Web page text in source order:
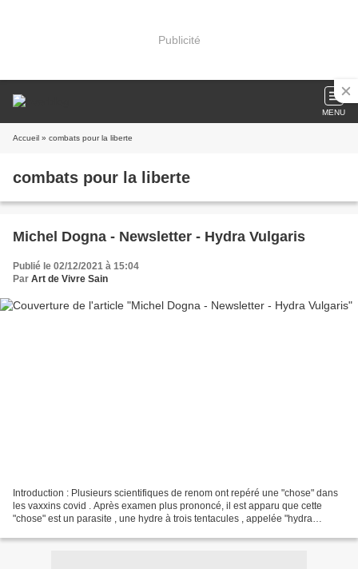
Publicité
MENU
Accueil » combats pour la liberte
combats pour la liberte
Michel Dogna - Newsletter - Hydra Vulgaris
Publié le 02/12/2021 à 15:04
Par Art de Vivre Sain
Introduction : Plusieurs scientifiques de renom ont repéré une "chose" dans
les vaxxins covid . Après examen plus prononcé, il est apparu que cette
"chose" est un parasite , une hydre à trois tentacules , appelée "hydra